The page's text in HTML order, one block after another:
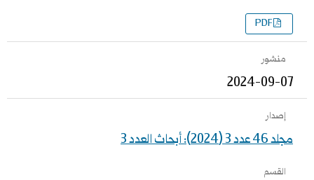
PDF
منشور
2024-09-07
إصدار
مجلد 46 عدد 3 (2024): أبحاث العدد 3
القسم